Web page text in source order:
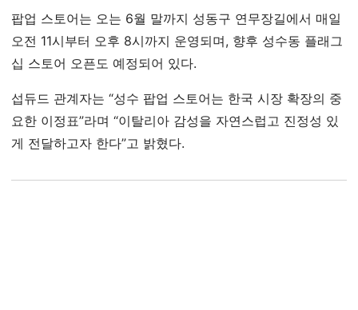
팝업 스토어는 오는 6월 말까지 성동구 연무장길에서 매일
오전 11시부터 오후 8시까지 운영되며, 향후 성수동 플래그
십 스토어 오픈도 예정되어 있다.
섭듀드 관계자는 “성수 팝업 스토어는 한국 시장 확장의 중
요한 이정표”라며 “이탈리아 감성을 자연스럽고 진정성 있
게 전달하고자 한다”고 밝혔다.